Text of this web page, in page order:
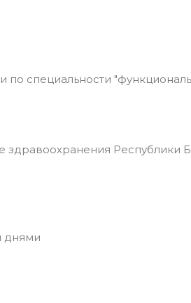
специальности
Республики
днями